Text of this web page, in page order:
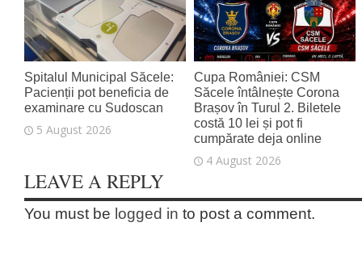
Spitalul Municipal Săcele:
Pacienții pot beneficia de
examinare cu Sudoscan
5 August 2026
Cupa României: CSM
Săcele întâlnește Corona
Brașov în Turul 2. Biletele
costă 10 lei și pot fi
cumpărate deja online
4 August 2026
LEAVE A REPLY
You must be logged in to post a comment.